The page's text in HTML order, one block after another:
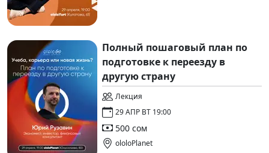
Полный пошаговый план по
подготовке к переезду в
другую страну
Лекция
29 АПР ВТ 19:00
500 сом
ololoPlanet